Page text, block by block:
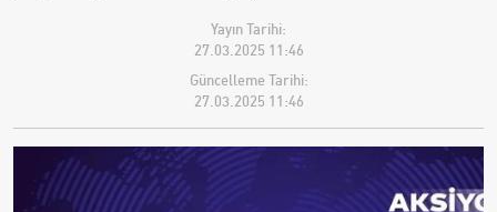
Yayın Tarihi:
27.03.2025 11:46
Güncelleme Tarihi:
27.03.2025 11:46